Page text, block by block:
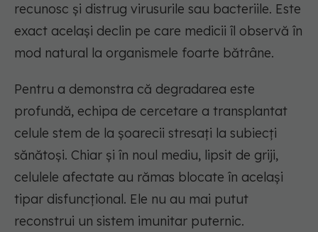
recunosc și distrug virusurile sau bacteriile. Este
exact același declin pe care medicii îl observă în
mod natural la organismele foarte bătrâne.
Pentru a demonstra că degradarea este
profundă, echipa de cercetare a transplantat
celule stem de la șoarecii stresați la subiecți
sănătoși. Chiar și în noul mediu, lipsit de griji,
celulele afectate au rămas blocate în același
tipar disfuncțional. Ele nu au mai putut
reconstrui un sistem imunitar puternic.